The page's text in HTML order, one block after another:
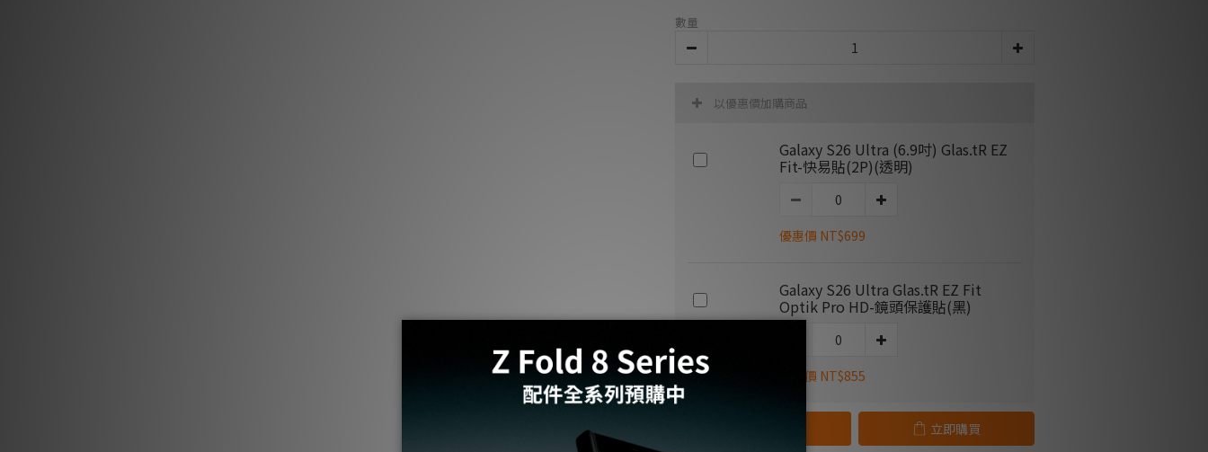
數量
以優惠價加購商品
Galaxy S26 Ultra (6.9吋) Glas.tR EZ
Fit-快易貼(2P)(透明)
優惠價 NT$699
Galaxy S26 Ultra Glas.tR EZ Fit
Optik Pro HD-鏡頭保護貼(黑)
優惠價 NT$855
立即購買